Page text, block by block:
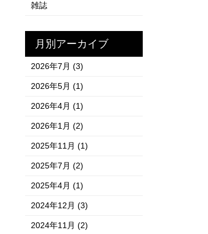
雑誌
月別アーカイブ
2026年7月(3)
2026年5月(1)
2026年4月(1)
2026年1月(2)
2025年11月(1)
2025年7月(2)
2025年4月(1)
2024年12月(3)
2024年11月(2)